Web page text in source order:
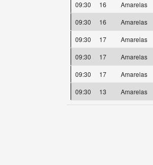
09:30
16 Amarelas
09:30
16 Amarelas
09:30
17 Amarelas
09:30
17 Amarelas
09:30
17 Amarelas
09:30
13 Amarelas